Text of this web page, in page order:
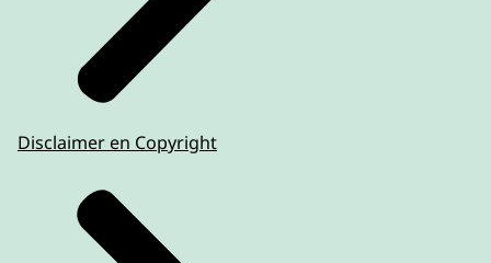
Disclaimer en Copyright